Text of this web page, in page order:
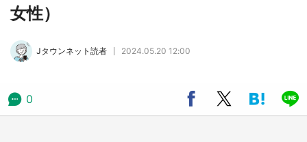
太郎グッズ買える 銀座・博品館TOY PARKへ
ラプラス・ダークネスが栃木県を征服！？ 県
公式プロモ動画で「聖地」が生産されてます
女性）
Jタウンネット読者 2024.05.20 12:00
0